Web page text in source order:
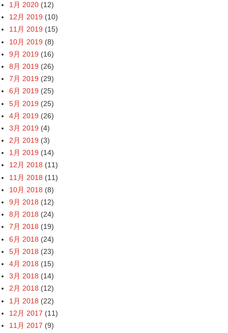
1月 2020 (12)
12月 2019 (10)
11月 2019 (15)
10月 2019 (8)
9月 2019 (16)
8月 2019 (26)
7月 2019 (29)
6月 2019 (25)
5月 2019 (25)
4月 2019 (26)
3月 2019 (4)
2月 2019 (3)
1月 2019 (14)
12月 2018 (11)
11月 2018 (11)
10月 2018 (8)
9月 2018 (12)
8月 2018 (24)
7月 2018 (19)
6月 2018 (24)
5月 2018 (23)
4月 2018 (15)
3月 2018 (14)
2月 2018 (12)
1月 2018 (22)
12月 2017 (11)
11月 2017 (9)